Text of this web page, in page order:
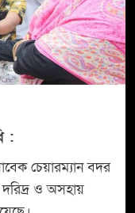
:
চেয়ারম্যান বদর
ও অসহায়